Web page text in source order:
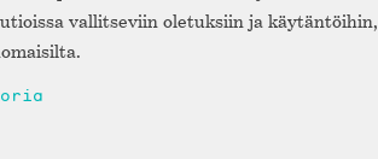
vallitseviin oletuksiin ja käytäntöihin,